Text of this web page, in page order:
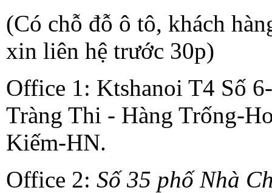
(Có chỗ đỗ ô tô, khách
xin liên hệ trước 30p)
Office 1: Ktshanoi T4 Số
Tràng Thi - Hàng Trống-
Kiếm-HN.
Office 2: Số 35 phố Nhà